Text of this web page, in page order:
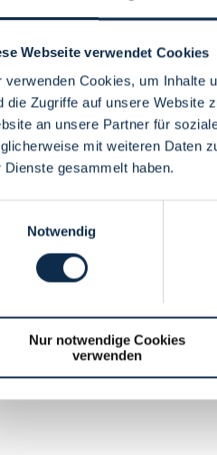
Webseite verwendet Cookies
verwenden Cookies, um Inhalte
die Zugriffe auf unsere Website
an unsere Partner für
mit weiteren Daten
Dienste gesammelt haben.
Notwendig
Nur notwendige Cookies
verwenden